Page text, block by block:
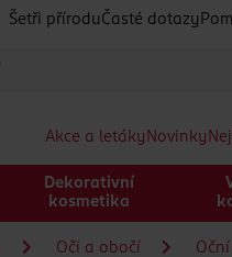
Šetři přírodu Časté dotazy
Akce a letáky Novinky Nej
Dekorativní
kosmetika
Oči a obočí